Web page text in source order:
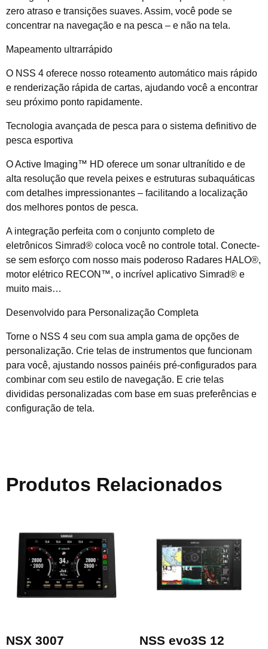
zero atraso e transições suaves. Assim, você pode se
concentrar na navegação e na pesca – e não na tela.
Mapeamento ultrarrápido
O NSS 4 oferece nosso roteamento automático mais rápido
e renderização rápida de cartas, ajudando você a encontrar
seu próximo ponto rapidamente.
Tecnologia avançada de pesca para o sistema definitivo de
pesca esportiva
O Active Imaging™ HD oferece um sonar ultranítido e de
alta resolução que revela peixes e estruturas subaquáticas
com detalhes impressionantes – facilitando a localização
dos melhores pontos de pesca.
A integração perfeita com o conjunto completo de
eletrônicos Simrad® coloca você no controle total. Conecte-
se sem esforço com nosso mais poderoso Radares HALO®,
motor elétrico RECON™, o incrível aplicativo Simrad® e
muito mais…
Desenvolvido para Personalização Completa
Torne o NSS 4 seu com sua ampla gama de opções de
personalização. Crie telas de instrumentos que funcionam
para você, ajustando nossos painéis pré-configurados para
combinar com seu estilo de navegação. E crie telas
divididas personalizadas com base em suas preferências e
configuração de tela.
Produtos Relacionados
NSX 3007 NSS evo3S 12